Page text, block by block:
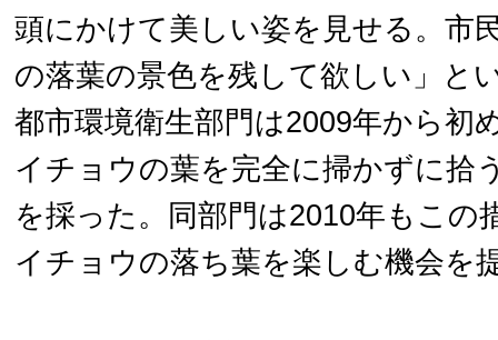
頭にかけて美しい姿を見せる。市
の落葉の景色を残して欲しい」と
都市環境衛生部門は2009年から初
イチョウの葉を完全に掃かずに拾
を採った。同部門は2010年もこの
イチョウの落ち葉を楽しむ機会を